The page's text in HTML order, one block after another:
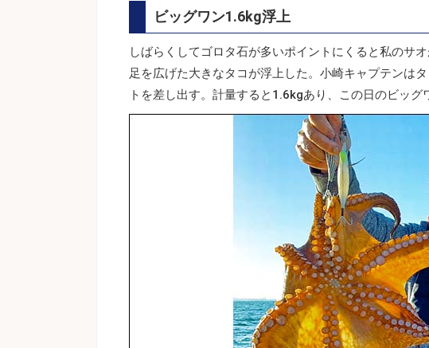
ビッグワン1.6kg浮上
しばらくしてゴロタ石が多いポイントにくると私のサ
足を広げた大きなタコが浮上した。小崎キャプテンは
トを差し出す。計量すると1.6kgあり、この日のビッグ